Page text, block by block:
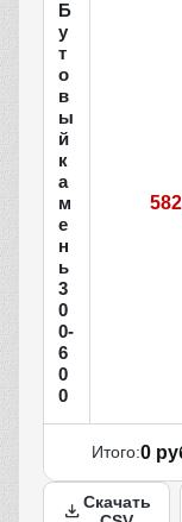
Б
у
т
о
в
ы
й
к
а
м
е
н
ь
3
0
0-
6
0
0
Итого:0
Скачать